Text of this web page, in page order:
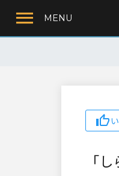
MENU
「